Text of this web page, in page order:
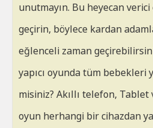
unutmayın. Bu heyecan
geçirin, böylece kardan
eğlenceli zaman
yapıcı oyunda tüm bebekleri
misiniz? Akıllı telefon, Tablet
oyun herhangi bir cihazdan